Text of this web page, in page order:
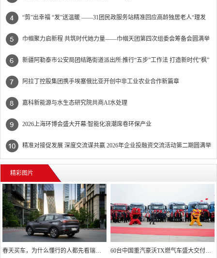
“剪”出幸福 “发”送温暖 ——31团民政服务站精准回应高龄独居老人“理发
难”
巾帼聚力启新程 共筑时代她力量——巾帼天团第四次组委会筹备会圆满举
办
新疆阿勒泰市公安局团结路街道派出所:推行“五步”工作法 打造新时代“枫”
景线
阿拉丁控股集团携手埃塞俄比亚开创中非工业农业合作新篇章
嘉科新能源与水生态研究院共商AI水处理
2026上海环博会盛大开幕:智能化浪潮席卷环保产业
精准对接促发展 深度交流谋共赢 2026年企业投融资交流活动第二期圆满举
行
精彩图片
春天买车，为什么懂行的人都先看瑞虎7 PLUS？ 60台中国重汽豪沃TX燃气车盛大交付，领跑2026新征程